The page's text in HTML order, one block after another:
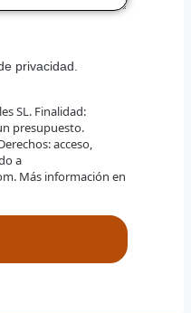
privacidad.
SL. Finalidad:
presupuesto.
acceso,
a
Más información en